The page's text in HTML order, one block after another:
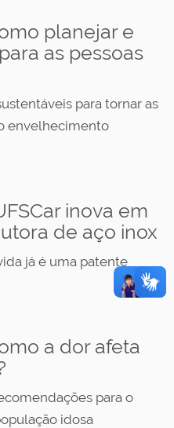
planejar e
as pessoas
para tornar as
envelhecimento
inova em
de aço inox
já é uma patente
a dor afeta
para o
idosa